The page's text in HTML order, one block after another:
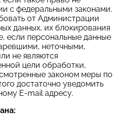
с федеральными законами.
от Администрации
данных, их блокирования
если персональные данные
неточными,
не являются
цели обработки,
законом меры по
достаточно уведомить
E-mail адресу.